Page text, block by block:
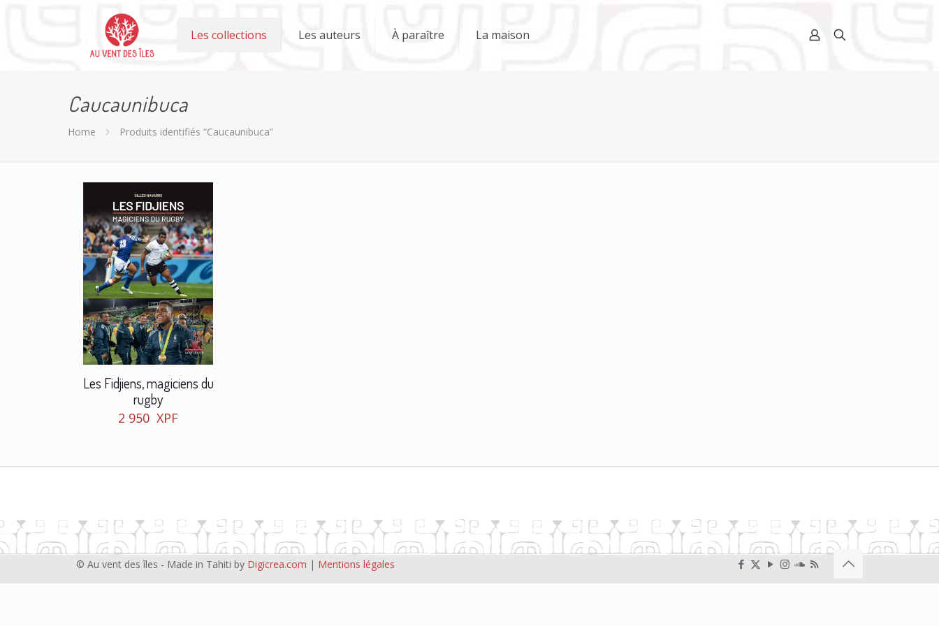
Les collections Les auteurs À paraître La maison
Caucaunibuca
Home Produits identifiés “Caucaunibuca”
Les Fidjiens, magiciens du
rugby
2 950 XPF
© Au vent des îles - Made in Tahiti by Digicrea.com | Mentions légales